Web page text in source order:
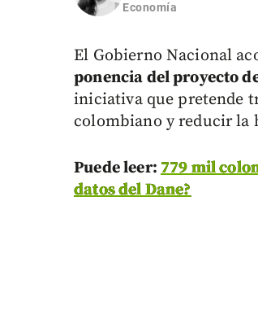
Economía
El Gobierno Nacional
ponencia del proyecto
iniciativa que pretende
colombiano y reducir
Puede leer: 779 mil
datos del Dane?